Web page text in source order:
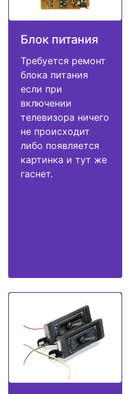
Блок питания
Требуется ремонт
блока питания
если при
включении
телевизора ничего
не происходит
либо появляется
картинка и тут же
гаснет.